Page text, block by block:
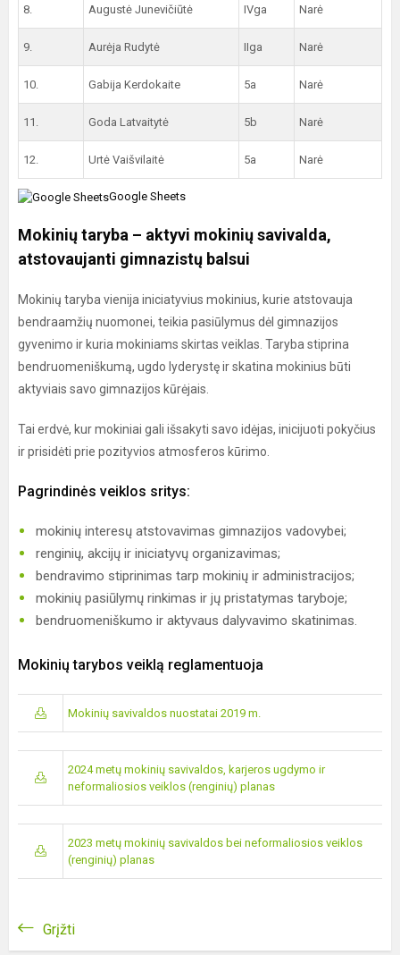
8. Augustė Junevičiūtė IVga Narė
9. Aurėja Rudytė IIga Narė
10. Gabija Kerdokaite 5a Narė
11. Goda Latvaitytė 5b Narė
12. Urtė Vaišvilaitė 5a Narė
Google Sheets
Mokinių taryba – aktyvi mokinių savivalda,
atstovaujanti gimnazistų balsui
Mokinių taryba vienija iniciatyvius mokinius, kurie atstovauja
bendraamžių nuomonei, teikia pasiūlymus dėl gimnazijos
gyvenimo ir kuria mokiniams skirtas veiklas. Taryba stiprina
bendruomeniškumą, ugdo lyderystę ir skatina mokinius būti
aktyviais savo gimnazijos kūrėjais.
Tai erdvė, kur mokiniai gali išsakyti savo idėjas, inicijuoti pokyčius
ir prisidėti prie pozityvios atmosferos kūrimo.
Pagrindinės veiklos sritys:
mokinių interesų atstovavimas gimnazijos vadovybei;
renginių, akcijų ir iniciatyvų organizavimas;
bendravimo stiprinimas tarp mokinių ir administracijos;
mokinių pasiūlymų rinkimas ir jų pristatymas taryboje;
bendruomeniškumo ir aktyvaus dalyvavimo skatinimas.
Mokinių tarybos veiklą reglamentuoja
Mokinių savivaldos nuostatai 2019 m.
2024 metų mokinių savivaldos, karjeros ugdymo ir
neformaliosios veiklos (renginių) planas
2023 metų mokinių savivaldos bei neformaliosios veiklos
(renginių) planas
Grįžti